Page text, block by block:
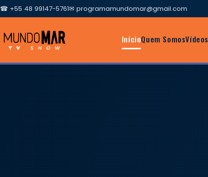
☎ +55 48 99147-5761✉ programamundomar@gmail.com
InícioQuem SomosVídeos